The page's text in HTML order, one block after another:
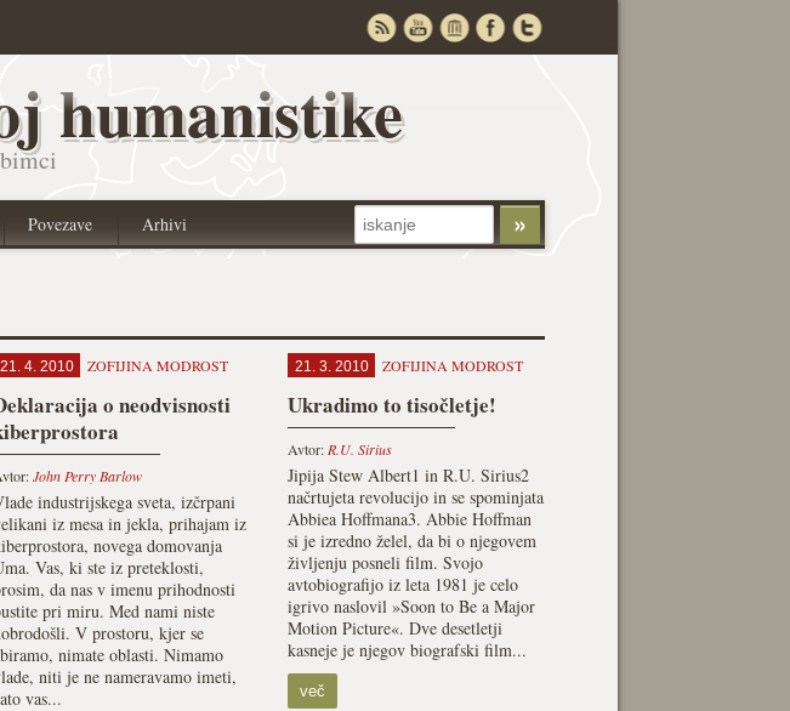
humanistike
Povezave Arhivi
21. 4. 2010 ZOFIJINA MODROST
o neodvisnosti
John Perry Barlow
industrijskega sveta, izčrpani
iz mesa in jekla, prihajam iz
novega domovanja
Vas, ki ste iz preteklosti,
da nas v imenu prihodnosti
pri miru. Med nami niste
V prostoru, kjer se
nimate oblasti. Nimamo
niti je ne nameravamo imeti,
vas...
21. 3. 2010 ZOFIJINA MODROST
Ukradimo to tisočletje!
Avtor: R.U. Sirius
Jipija Stew Albert1 in R.U. Sirius2
načrtujeta revolucijo in se spominjata
Abbiea Hoffmana3. Abbie Hoffman
si je izredno želel, da bi o njegovem
življenju posneli film. Svojo
avtobiografijo iz leta 1981 je celo
igrivo naslovil »Soon to Be a Major
Motion Picture«. Dve desetletji
kasneje je njegov biografski film...
več